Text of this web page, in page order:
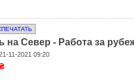
на Север - Работа за
11-2021 09:20